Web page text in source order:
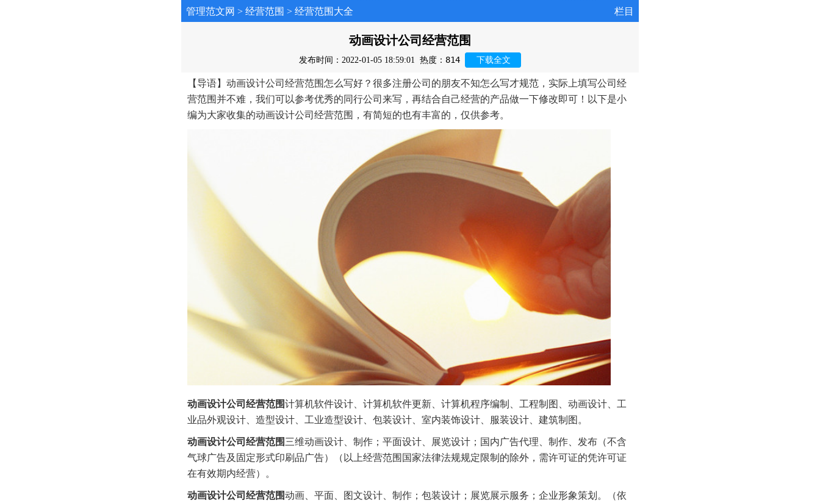
管理范文网 > 经营范围 > 经营范围大全 栏目
动画设计公司经营范围
发布时间：2022-01-05 18:59:01 热度： 814 下载全文
【导语】动画设计公司经营范围怎么写好？很多注册公司的朋友不知怎么写才规范，实际上填写公司经
营范围并不难，我们可以参考优秀的同行公司来写，再结合自己经营的产品做一下修改即可！以下是小
编为大家收集的动画设计公司经营范围，有简短的也有丰富的，仅供参考。
动画设计公司经营范围计算机软件设计、计算机软件更新、计算机程序编制、工程制图、动画设计、工
业品外观设计、造型设计、工业造型设计、包装设计、室内装饰设计、服装设计、建筑制图。
动画设计公司经营范围 三维动画设计、制作；平面设计、展览设计；国内广告代理、制作、发布（不含
气球广告及固定形式印刷品广告）（以上经营范围国家法律法规规定限制的除外，需许可证的凭许可证
在有效期内经营）。
动画设计公司经营范围动画、平面、图文设计、制作；包装设计；展览展示服务；企业形象策划。（依